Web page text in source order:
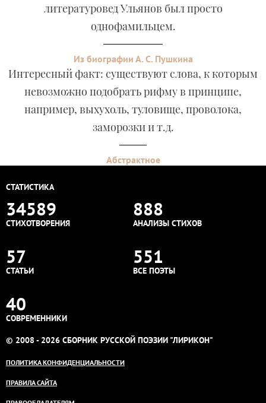
литературовед Ульянов был просто
однофамильцем.
Из биографии А. С. Пушкина
Интересный факт: существуют слова, к которым
невозможно подобрать рифму в принципе,
например, выхухоль, туловище, проволока,
заморозки и т.д.
Абстрактное
СТАТИСТИКА
34589
СТИХОТВОРЕНИЯ
888
АНАЛИЗЫ СТИХОВ
57
СТАТЬИ
551
ВСЕ ПОЭТЫ
40
СОВРЕМЕННИКИ
© 2008 - 2026 СБОРНИК РУССКОЙ ПОЭЗИИ "ЛИРИКОН"
ПОЛИТИКА КОНФИДЕНЦИАЛЬНОСТИ
ПРАВИЛА САЙТА